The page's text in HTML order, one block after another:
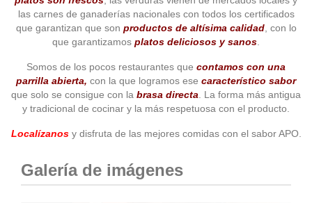
las carnes de ganaderías nacionales con todos los certificados
que garantizan que son productos de altísima calidad, con lo
que garantizamos platos deliciosos y sanos.
Somos de los pocos restaurantes que contamos con una
parrilla abierta, con la que logramos ese característico sabor
que solo se consigue con la brasa directa. La forma más antigua
y tradicional de cocinar y la más respetuosa con el producto.
Localízanos y disfruta de las mejores comidas con el sabor APO.
Galería de imágenes